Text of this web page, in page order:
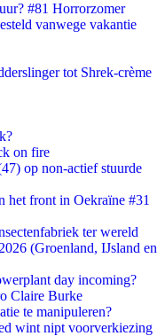
#81 Horrorzomer
vanwege vakantie
tot Shrek-crème
on fire
op non-actief stuurde
het front in Oekraïne #31
ter wereld
(Groenland, IJsland en
day incoming?
Claire Burke
te manipuleren?
wint nipt voorverkiezing